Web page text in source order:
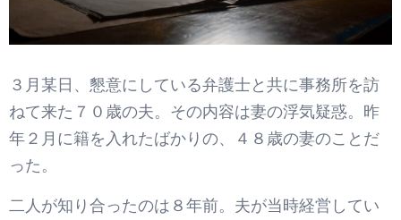
３月某日、懇意にしている弁護士と共に事務所を訪
ねて来た７０歳の夫。その内容は妻の浮気疑惑。昨
年２月に籍を入れたばかりの、４８歳の妻のことだ
った。
二人が知り合ったのは８年前。夫が当時経営してい